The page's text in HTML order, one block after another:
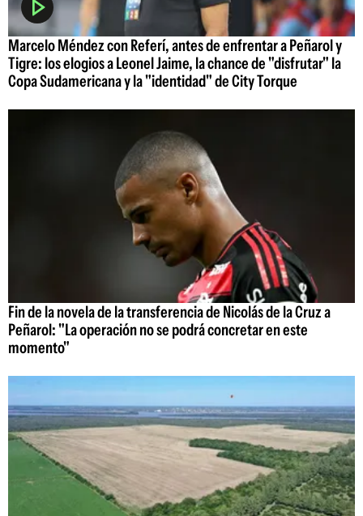
Marcelo Méndez con Referí, antes de enfrentar a Peñarol y
Tigre: los elogios a Leonel Jaime, la chance de "disfrutar" la
Copa Sudamericana y la "identidad" de City Torque
Fin de la novela de la transferencia de Nicolás de la Cruz a
Peñarol: "La operación no se podrá concretar en este
momento"